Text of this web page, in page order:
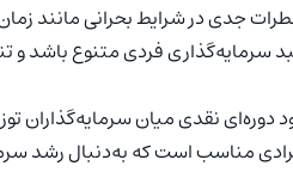
جدی در شرایط بحرانی مانند
فردی متنوع باشد و
نقدی میان سرمایه‌گذاران
مناسب است که به‌دنبال رشد